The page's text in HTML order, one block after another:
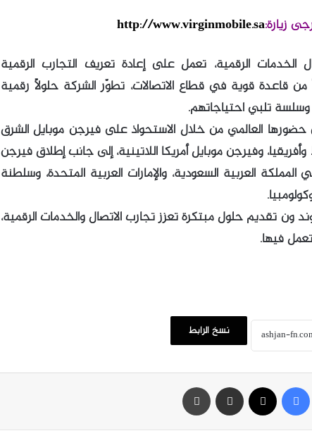
زيارة:http://www.virginmobile.sa
الرقمية، تعمل على إعادة تعريف التجارب الرقمية
من قاعدة قوية في قطاع الاتصالات، تطوّر الشركة حلولاً رقمية
وسلسة تلبي احتياجاتهم.
وسّعت بيوند ون حضورها العالمي من خلال الاستحواذ على فيرجن موبايل الشرق
وفيرجن موبايل أمريكا اللاتينية، إلى جانب إطلاق فيرجن
العربية السعودية، والإمارات العربية المتحدة، وسلطنة
ون تقديم حلول مبتكرة تعزز تجارب الاتصال والخدمات الرقمية،
فيها.
نسخ الرابط